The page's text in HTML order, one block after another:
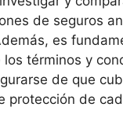
de seguros
es
términos y
de que
protección de